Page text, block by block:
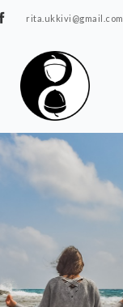
rita.ukkivi@gmail.com
STUUDIOST
ÜRITUSED
TIIMIDELE
GALERII